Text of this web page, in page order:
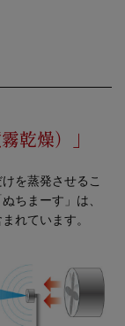
乾燥）」
を蒸発させるこ
ちまーす」は、
れています。